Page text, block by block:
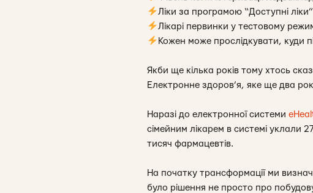
Ліки за програмою “Доступні
Лікарі первинки у тестовому
Кожен може прослідкувати, куди
Якби ще кілька років тому хтось
Електронне здоров’я, яке ще два
Наразі до електронної системи
сімейним лікарем в системі уклали
тисяч фармацевтів.
На початку трансформації ми
було рішення не просто про